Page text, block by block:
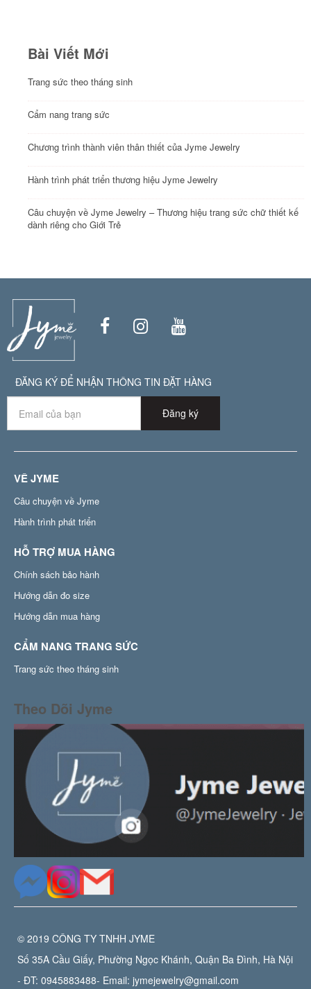
Bài Viết Mới
Trang sức theo tháng sinh
Cẩm nang trang sức
Chương trình thành viên thân thiết của Jyme Jewelry
Hành trình phát triển thương hiệu Jyme Jewelry
Câu chuyện về Jyme Jewelry – Thương hiệu trang sức chữ thiết kế
dành riêng cho Giới Trẻ
ĐĂNG KÝ ĐỂ NHẬN THÔNG TIN ĐẶT HÀNG
Đăng ký
VỀ JYME
Câu chuyện về Jyme
Hành trình phát triển
HỖ TRỢ MUA HÀNG
Chính sách bảo hành
Hướng dẫn đo size
Hướng dẫn mua hàng
CẨM NANG TRANG SỨC
Trang sức theo tháng sinh
Theo Dõi Jyme
© 2019 CÔNG TY TNHH JYME
Số 35A Cầu Giấy, Phường Ngọc Khánh, Quận Ba Đình, Hà Nội
- ĐT: 0945883488- Email: jymejewelry@gmail.com